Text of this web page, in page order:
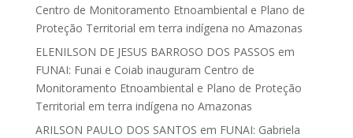
Centro de Monitoramento Etnoambiental e Plano de
Proteção Territorial em terra indígena no Amazonas
ELENILSON DE JESUS BARROSO DOS PASSOS em
FUNAI: Funai e Coiab inauguram Centro de
Monitoramento Etnoambiental e Plano de Proteção
Territorial em terra indígena no Amazonas
ARILSON PAULO DOS SANTOS em FUNAI: Gabriela